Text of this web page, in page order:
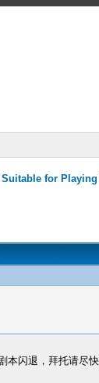
for
闪退，拜托请